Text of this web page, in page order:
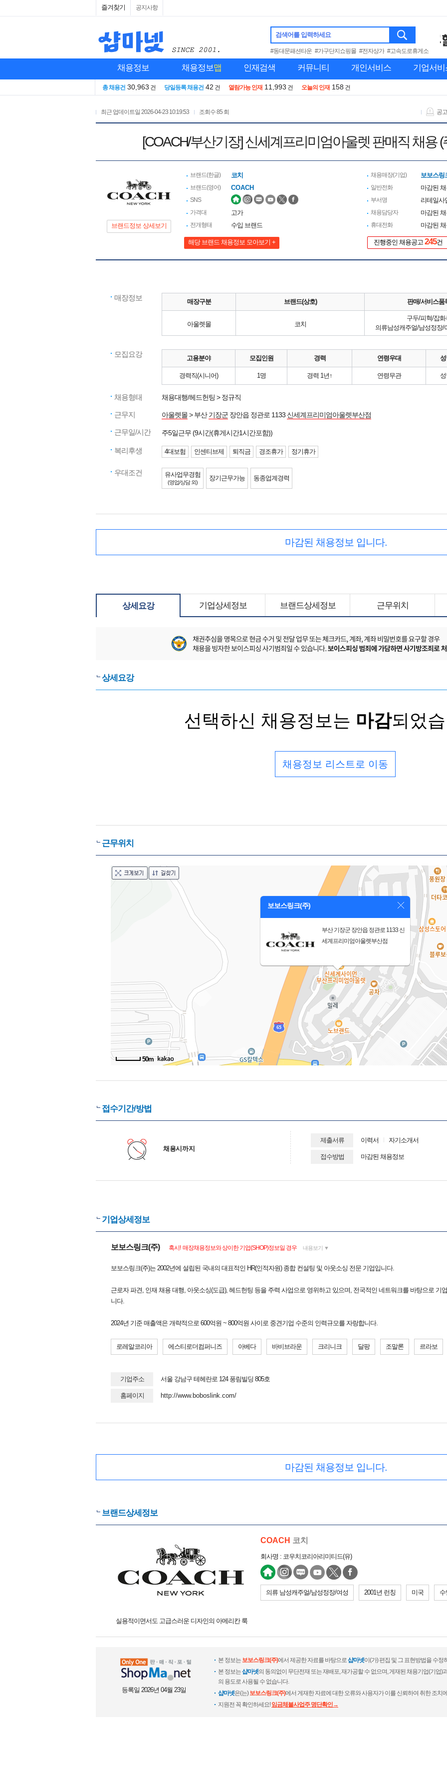
즐겨찾기 공지사항
검색어를 입력하세요
#동대문패션타운 #가구단지쇼핑몰 #전자상가 #고속도로휴게소
채용정보 채용정보맵 인재검색 커뮤니티 개인서비스 기업서비
총 채용건 30,963 건 당일등록 채용건 42 건 열람가능 인재 11,993 건 오늘의 인재 158 건
최근 업데이트일 2026-04-23 10:19:53 조회수85 회 공
[COACH/부산기장] 신세계프리미엄아울렛 판매직 채용
브랜드정보 상세보기
브랜드(한글) 코치
브랜드(영어) COACH
SNS
가격대
고가
전개형태 수입 브랜드
해당 브랜드 채용정보 모아보기 +
채용매장(기업) 보보스링
일반전화 마감된
부서명 리테일사
채용담당자 마감된
휴대전화 마감된
진행중인 채용공고 245건
매장정보 매장구분 브랜드(상호) 판매/서비스품
아울렛몰 코치
구두/피혁/잡화
의류남성캐주얼/남성정장/
모집요강 고용분야 모집인원 경력 연령우대
경력직(시니어) 1명 경력 1년↑ 연령무관
채용형태 채용대행/헤드헌팅 > 정규직
근무지 아울렛몰> 부산기장군 장안읍 정관로 1133 신세계프리미엄아울렛부산점
근무일/시간 주5일근무 (9시간(휴게시간1시간포함))
복리후생 4대보험 인센티브제 퇴직금 경조휴가 정기휴가
우대조건 유사업무경험
(영업/상담 외)
장기근무가능 동종업계경력
마감된 채용정보 입니다.
상세요강 기업상세정보 브랜드상세정보 근무위치
상세요강
선택하신 채용정보는 마감되었
채용정보 리스트로 이동
근무위치
보보스링크(주)
부산 기장군 장안읍 정관로 1133 신
세계프리미엄아울렛부산점
50m
접수기간/방법
채용시까지
제출서류 이력서 자기소개서
접수방법 마감된 채용정보
기업상세정보
보보스링크(주) 혹시! 매장채용정보와 상이한 기업(SHOP)정보일 경우 내용보기 ▼
보보스링크(주)는 2002년에 설립된 국내의 대표적인 HR(인적자원) 종합 컨설팅 및 아웃소싱 전문 기업입니다.
근로자 파견, 인재 채용 대행, 아웃소싱(도급), 헤드헌팅 등을 주력 사업으로 영위하고 있으며, 전국적인 네트워크를 바탕으로 기
니다.
2024년 기준 매출액은 개략적으로 600억원 ~ 800억원 사이로 중견기업 수준의 인력규모를 자랑합니다.
로레알코리아 에스티로더컴퍼니즈 아베다 바비브라운 크리니크 달팡 조말론 르라보
기업주소 서울 강남구 테헤란로 124 풍림빌딩 805호
홈페이지 http://www.boboslink.com/
마감된 채용정보 입니다.
브랜드상세정보
COACH 코치
회사명 : 코우치코리아리미티드(유)
의류 남성캐주얼/남성정장/여성 2001년 런칭 미국
실용적이면서도 고급스러운 디자인의 아메리칸 룩
등록일 2026년 04월 23일
본 정보는 보보스링크(주)에서 제공한 자료를 바탕으로샵마넷이(가) 편집 및 그 표현방법을 수정
본 정보는샵마넷의 동의없이 무단전재 또는 재배포, 재가공할 수 없으며, 게재된 채용기업(기업)
의 용도로 사용될 수 없습니다.
샵마넷은(는)보보스링크(주)에서 게재한 자료에 대한 오류와 사용자가 이를 신뢰하여 취한 조치
지원전 꼭 확인하세요!임금체불사업주 명단확인→